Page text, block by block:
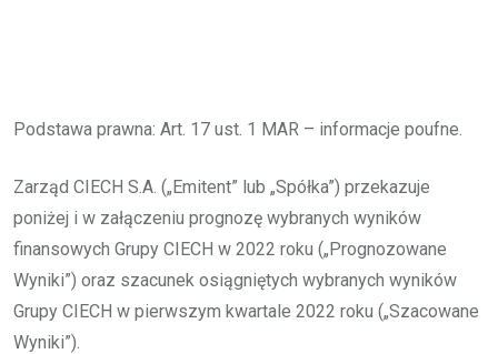
Podstawa prawna: Art. 17 ust. 1 MAR – informacje poufne.
Zarząd CIECH S.A. („Emitent” lub „Spółka”) przekazuje
poniżej i w załączeniu prognozę wybranych wyników
finansowych Grupy CIECH w 2022 roku („Prognozowane
Wyniki”) oraz szacunek osiągniętych wybranych wyników
Grupy CIECH w pierwszym kwartale 2022 roku („Szacowane
Wyniki”).